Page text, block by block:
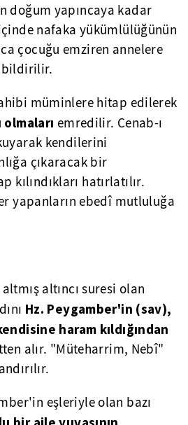
doğum yapıncaya kadar
nafaka yükümlülüğünün
çocuğu emziren annelere
bildirilir.
müminlere hitap edilerek
olmaları emredilir. Cenab-ı
kendilerini
çıkaracak bir
kılındıkları hatırlatılır.
yapanların ebedî mutluluğa
altıncı suresi olan
Hz. Peygamber'in (sav),
haram kıldığından
alır. "Müteharrim, Nebî"
eşleriyle olan bazı